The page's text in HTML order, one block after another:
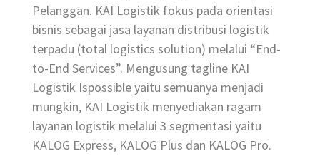
Pelanggan. KAI Logistik fokus pada orientasi
bisnis sebagai jasa layanan distribusi logistik
terpadu (total logistics solution) melalui “End-
to-End Services”. Mengusung tagline KAI
Logistik Ispossible yaitu semuanya menjadi
mungkin, KAI Logistik menyediakan ragam
layanan logistik melalui 3 segmentasi yaitu
KALOG Express, KALOG Plus dan KALOG Pro.